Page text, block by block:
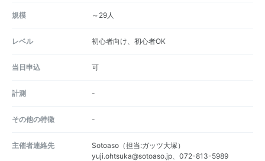
規模 ～29人
レベル 初心者向け、初心者OK
当日申込 可
計測 -
その他の特徴 -
主催者連絡先
Sotoaso（担当:ガッツ大塚）
yuji.ohtsuka@sotoaso.jp、072-813-5989